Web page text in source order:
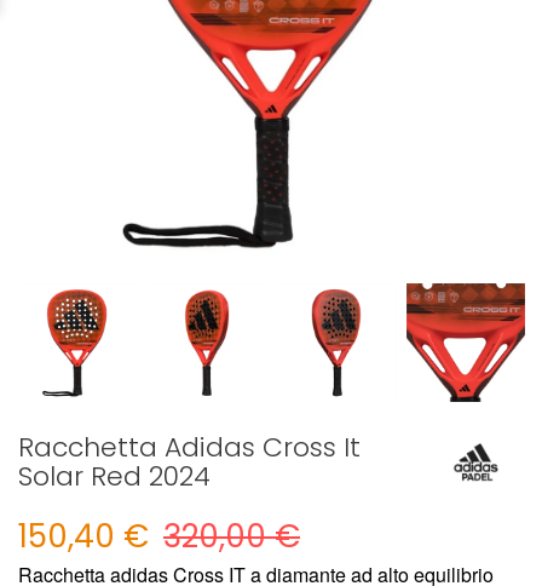
Racchetta Adidas Cross It
Solar Red 2024
150,40 € 320,00 €
Racchetta adidas Cross IT a diamante ad alto equilibrio